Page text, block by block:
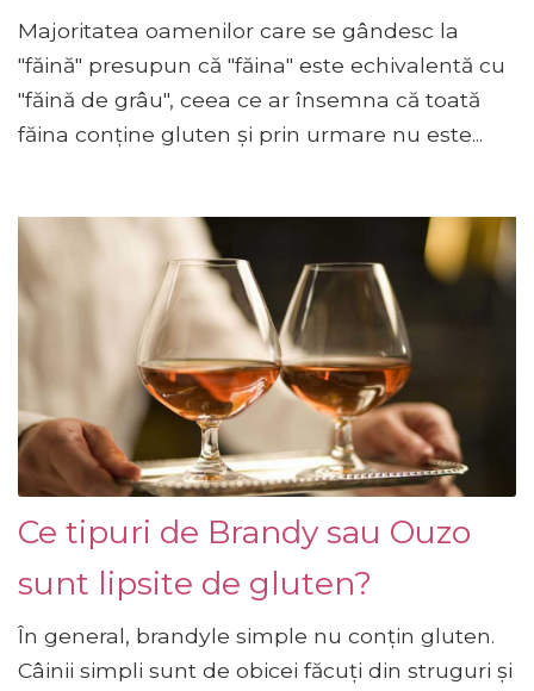
Majoritatea oamenilor care se gândesc la
"făină" presupun că "făina" este echivalentă cu
"făină de grâu", ceea ce ar însemna că toată
făina conține gluten și prin urmare nu este...
Ce tipuri de Brandy sau Ouzo
sunt lipsite de gluten?
În general, brandyle simple nu conțin gluten.
Câinii simpli sunt de obicei făcuți din struguri și